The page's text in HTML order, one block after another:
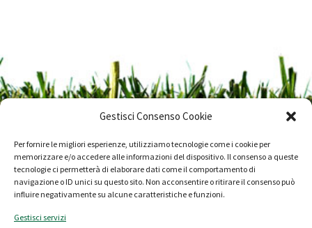
Gestisci Consenso Cookie
Per fornire le migliori esperienze, utilizziamo tecnologie come i cookie per
memorizzare e/o accedere alle informazioni del dispositivo. Il consenso a queste
tecnologie ci permetterà di elaborare dati come il comportamento di
navigazione o ID unici su questo sito. Non acconsentire o ritirare il consenso può
influire negativamente su alcune caratteristiche e funzioni.
Gestisci servizi
Progetto Ambiente SpA - P.IVA 01626270597
Società a Socio Unico Soggetta a Direzione e Coordinamento